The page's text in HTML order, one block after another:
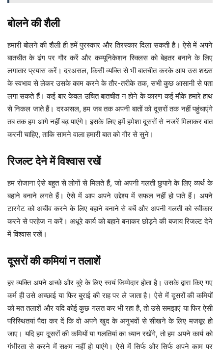
बोलने की शैली
हमारी बोलने की शैली ही हमें पुरस्कार और तिरस्कार दिला सकती है। ऐसे में अपने
बातचीत के ढंग पर गौर करें और कम्यूनिकेशन स्क्लिस को बेहतर बनाने के लिए
लगातार प्रयास करें। दरअसल, किसी व्यक्ति से भी बातचीत करके आप उस शख्स
के स्वभाव से लेकर उसके काम करने के तौर-तरीके तक, सभी कुछ आसानी से पता
लगा सकते हैं। कई बार केवल उचित बातचीत न होने के कारण कई मौके हमारे हाथ
से निकल जाते हैं। दरअसल, हम जब तक अपनी बातों को दूसरों तक नहीं पहुंचाएंगे
तब तक हम आगे नहीं बढ़ पाएंगे। इसके लिए हमें हमेशा दूसरों से नजरें मिलाकर बात
करनी चाहिए, ताकि सामने वाला हमारी बात को गौर से सुने।
रिजल्ट देने में विश्वास रखें
हम रोजाना ऐसे बहुत से लोगों से मिलते हैं, जो अपनी गलती छुपाने के लिए व्यर्थ के
बहाने बनाने लगते हैं। ऐसे में आप अपने उद्देश्य में सफल नहीं हो पाते हैं। अपने
टारगेट को अचीव करने के लिए बहाने बनाने से बचें और अपनी गलती को स्वीकार
करने से परहेज न करें। अधूरे कार्य को बहाने बनाकर छोड़ने की बजाय रिजल्ट देने
में विश्वास रखें।
दूसरों की कमियां न तलाशें
हर व्यक्ति अपने अच्छे और बुरे के लिए स्वयं जिम्मेदार होता है। उसके द्वारा किए गए
कर्म ही उसे अच्छाई या फिर बुराई की राह पर ले जाता है। ऐसे में दूसरों की कमियों
को मत तलाशें और यदि कोई कुछ गलत कर भी रहा है, तो उसे समझाएं या फिर ऐसी
परिस्थितयां पैदा कर दें कि वो अपने खुद के अनुभवों से सीखने के लिए मजबूर हो
जाए। यदि हम दूसरों की कमियों या गलतियां का ध्यान रखेंगे, तो हम अपने कार्य को
गंभीरता से करने में सक्षम नहीं हो पाएंगे। ऐसे में सिर्फ और सिर्फ अपने काम पर